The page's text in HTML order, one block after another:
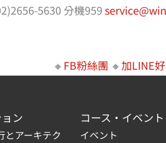
5630 分機959
🔸FB粉絲團 🔸加LINE
ン
とアーキテク
コース・イベント
イベント